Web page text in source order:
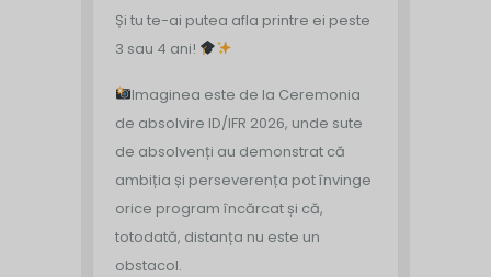
Și tu te-ai putea afla printre ei peste
3 sau 4 ani!
Imaginea este de la Ceremonia
de absolvire ID/IFR 2026, unde sute
de absolvenți au demonstrat că
ambiția și perseverența pot învinge
orice program încărcat și că,
totodată, distanța nu este un
obstacol.